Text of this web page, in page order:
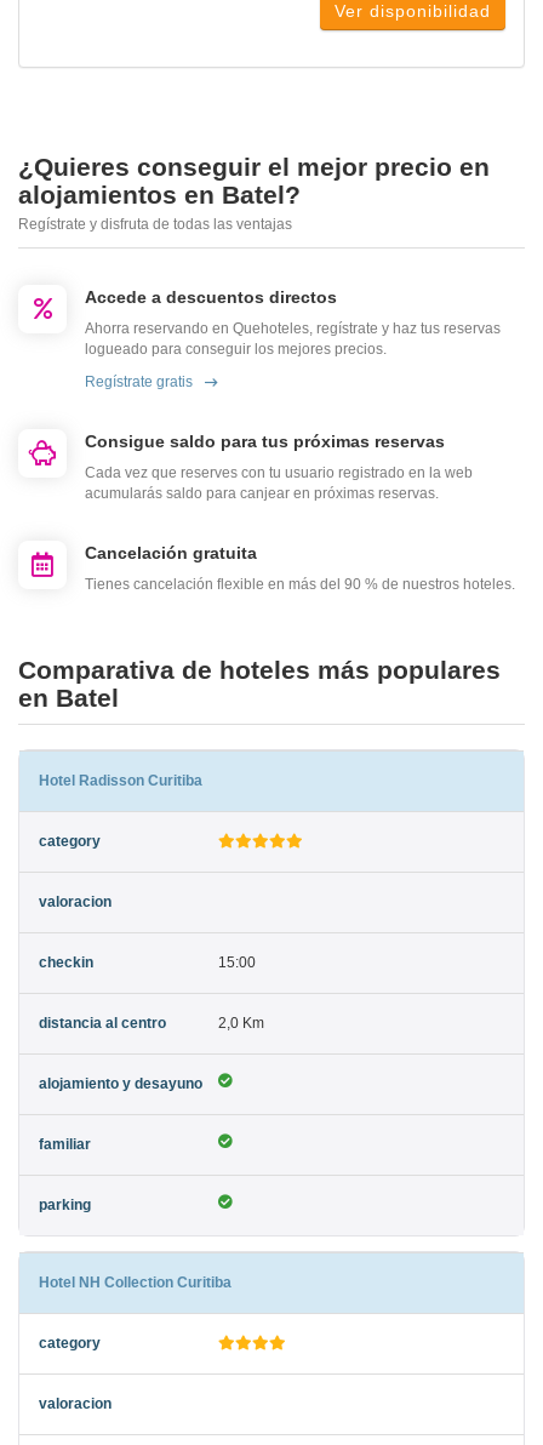
Ver disponibilidad
¿Quieres conseguir el mejor precio en
alojamientos en Batel?
Regístrate y disfruta de todas las ventajas
Accede a descuentos directos
Ahorra reservando en Quehoteles, regístrate y haz tus reservas
logueado para conseguir los mejores precios.
Regístrate gratis
Consigue saldo para tus próximas reservas
Cada vez que reserves con tu usuario registrado en la web
acumularás saldo para canjear en próximas reservas.
Cancelación gratuita
Tienes cancelación flexible en más del 90 % de nuestros hoteles.
Comparativa de hoteles más populares
en Batel
Hotel Radisson Curitiba
15:00
2,0 Km
Hotel NH Collection Curitiba